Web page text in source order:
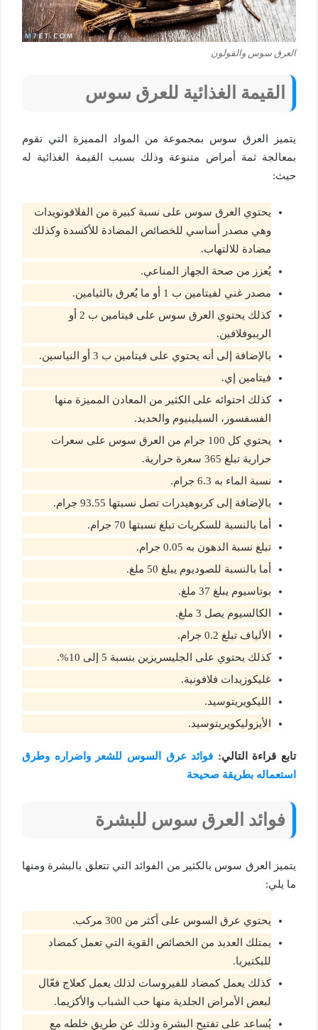
العرق سوس والقولون
القيمة الغذائية للعرق سوس
يتميز العرق سوس بمجموعة من المواد المميزة التي تقوم
بمعالجة ثمة أمراض متنوعة وذلك بسبب القيمة الغذائية له
حيث:
يحتوي العرق سوس على نسبة كبيرة من الفلافونويدات
وهي مصدر أساسي للخصائص المضادة للأكسدة وكذلك
مضادة للالتهاب.
يُعزز من صحة الجهاز المناعي.
مصدر غني لفيتامين ب 1 أو ما يُعرق بالثيامين.
كذلك يحتوي العرق سوس على فيتامين ب 2 أو
الريبوفلافين.
بالإضافة إلى أنه يحتوي على فيتامين ب 3 أو النياسين.
فيتامين إي.
كذلك احتوائه على الكثير من المعادن المميزة منها
الفسفسور، السيلينيوم والحديد.
يحتوي كل 100 جرام من العرق سوس على سعرات
حرارية تبلغ 365 سعرة حرارية.
نسبة الماء به 6.3 جرام.
بالإضافة إلى كربوهيدرات تصل نسبتها 93.55 جرام.
أما بالنسبة للسكريات تبلغ نسبتها 70 جرام.
تبلغ نسبة الدهون به 0.05 جرام.
أما بالنسبة للصوديوم يبلغ 50 ملغ.
بوتاسيوم يبلغ 37 ملغ.
الكالسيوم يصل 3 ملغ.
الألياف تبلغ 0.2 جرام.
كذلك يحتوي على الجليسريزين بنسبة 5 إلى 10%.
غليكوزيدات فلافونية.
الليكويريتوسيد.
الأيزوليكويريتوسيد.
تابع قراءة التالي: فوائد عرق السوس للشعر واضراره وطرق
استعماله بطريقة صحيحة
فوائد العرق سوس للبشرة
يتميز العرق سوس بالكثير من الفوائد التي تتعلق بالبشرة ومنها
ما يلي:
يحتوي عرق السوس على أكثر من 300 مركب.
يمتلك العديد من الخصائص القوية التي تعمل كمضاد
للبكتيريا.
كذلك يعمل كمضاد للفيروسات لذلك يعمل كعلاج فعّال
لبعض الأمراض الجلدية منها حب الشباب والأكزيما.
يُساعد على تفتيح البشرة وذلك عن طريق خلطه مع